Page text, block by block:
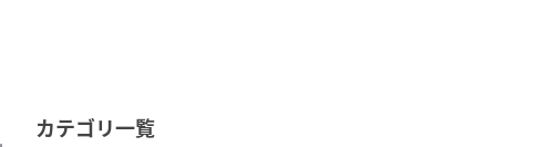
カテゴリ一覧